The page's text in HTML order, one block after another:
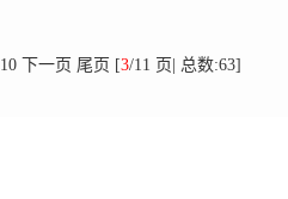
10 下一页 尾页 [3/11 页| 总数:63]